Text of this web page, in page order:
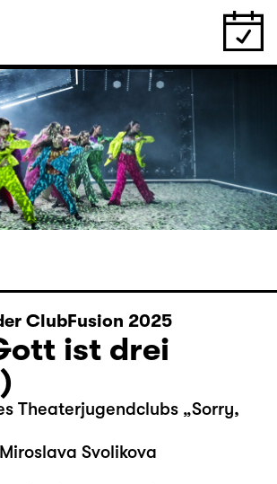
ClubFusion 2025
ist drei
Theaterjugendclubs „Sorry,
Svolikova